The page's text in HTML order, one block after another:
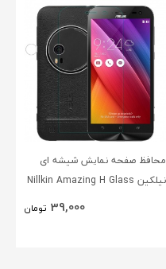
محافظ صفحه نمایش شیشه ای
نیلکین Nillkin Amazing H Glass
Screen Protector For Asus
39,000 تومان